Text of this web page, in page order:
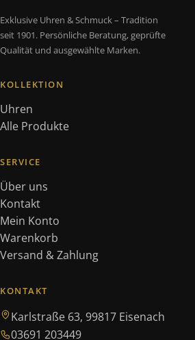
Exklusive Uhren & Schmuck – Tradition
seit 1901. Persönliche Beratung, geprüfte
Qualität und ausgewählte Marken.
KOLLEKTION
Uhren
Alle Produkte
SERVICE
Über uns
Kontakt
Mein Konto
Warenkorb
Versand & Zahlung
KONTAKT
Karlstraße 63, 99817 Eisenach
03691 203449